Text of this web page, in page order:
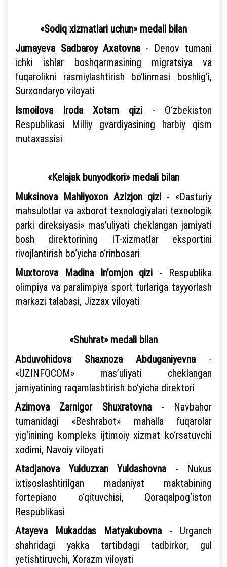
«Sodiq xizmatlari uchun» medali bilan
Jumayeva Sadbaroy Axatovna - Denov tumani
ichki ishlar boshqarmasining migratsiya va
fuqarolikni rasmiylashtirish bo‘linmasi boshlig‘i,
Surxondaryo viloyati
Ismoilova Iroda Xotam qizi - O‘zbekiston
Respublikasi Milliy gvardiyasining harbiy qism
mutaxassisi
«Kelajak bunyodkori» medali bilan
Muksinova Mahliyoxon Azizjon qizi - «Dasturiy
mahsulotlar va axborot texnologiyalari texnologik
parki direksiyasi» mas’uliyati cheklangan jamiyati
bosh direktorining IT-xizmatlar eksportini
rivojlantirish bo‘yicha o‘rinbosari
Muxtorova Madina In’omjon qizi - Respublika
olimpiya va paralimpiya sport turlariga tayyorlash
markazi talabasi, Jizzax viloyati
«Shuhrat» medali bilan
Abduvohidova Shaxnoza Abduganiyevna-
«UZINFOCOM» mas’uliyati cheklangan
jamiyatining raqamlashtirish bo‘yicha direktori
Azimova Zarnigor Shuxratovna- Navbahor
tumanidagi «Beshrabot» mahalla fuqarolar
yig‘inining kompleks ijtimoiy xizmat ko‘rsatuvchi
xodimi, Navoiy viloyati
Atadjanova Yulduzxan Yuldashovna- Nukus
ixtisoslashtirilgan madaniyat maktabining
fortepiano o‘qituvchisi, Qoraqalpog‘iston
Respublikasi
Atayeva Mukaddas Matyakubovna- Urganch
shahridagi yakka tartibdagi tadbirkor, gul
yetishtiruvchi, Xorazm viloyati